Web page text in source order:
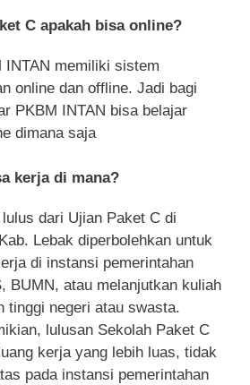
C apakah bisa online?
INTAN memiliki sistem
online dan offline. Jadi bagi
PKBM INTAN bisa belajar
dimana saja
kerja di mana?
dari Ujian Paket C di
Lebak diperbolehkan untuk
di instansi pemerintahan
BUMN, atau melanjutkan kuliah
tinggi negeri atau swasta.
lulusan Sekolah Paket C
kerja yang lebih luas, tidak
pada instansi pemerintahan